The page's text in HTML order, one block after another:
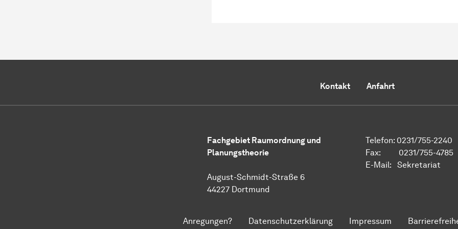
Kontakt Anfahrt
Fachgebiet Raumordnung und
Planungstheorie
August-Schmidt-Straße 6
44227 Dortmund
Telefon: 0231/755-2240
Fax: 0231/755-4785
E-Mail: Sekretariat
Anregungen? Datenschutzerklärung Impressum